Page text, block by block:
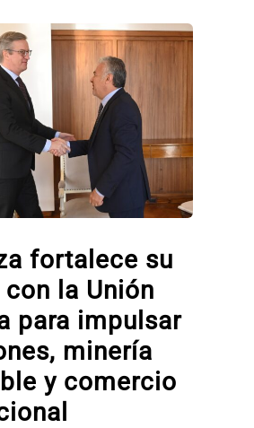
fortalece su
la Unión
para impulsar
minería
y comercio